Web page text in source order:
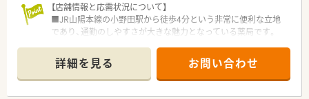
達成した方にはギフトを送るなどして、男女ともにお休みも取り
やすく、働きやすい環境づくりに取り組んでおります。
＜こんな方にもおすすめ＞
■ご家庭と両立しながらバランスよく勤務したい方
■プライベートの時間もしっかり確保したい方
【店舗情報と応需状況について】
■JR山陽本線の小野田駅から徒歩4分という非常に便利な立地
であり、通勤のしやすさが大きな魅力となっている薬局です。
平均80枚程度の処方箋を安定して受け付けている環境です。
■薬剤師は30代と60代の女性2名が在籍しており、事務スタッフ
1名を含めた少人数の落ち着いた体制で業務を行っています。
詳細を見る お問い合わせ